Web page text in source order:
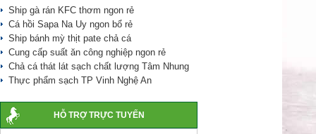
Ship gà rán KFC thơm ngon rẻ
Cá hồi Sapa Na Uy ngon bổ rẻ
Ship bánh mỳ thịt pate chả cá
Cung cấp suất ăn công nghiệp ngon rẻ
Chả cá thát lát sạch chất lượng Tâm Nhung
Thực phẩm sạch TP Vinh Nghệ An
HỖ TRỢ TRỰC TUYẾN